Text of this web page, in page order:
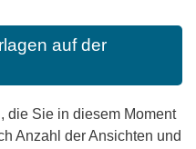
auf der
die Sie in diesem Moment
Anzahl der Ansichten und